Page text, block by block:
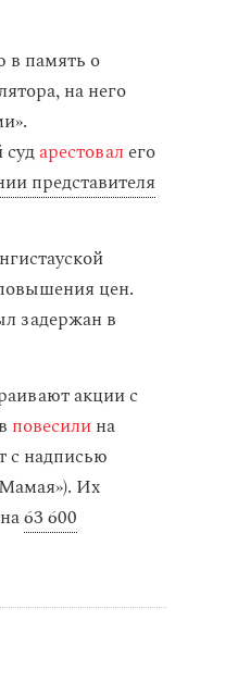
в память о
на него
арестовалего
представителя
цен.
задержан в
акции с
повесилина
с надписью
Их
63 600